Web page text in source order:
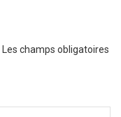
Les champs obligatoires